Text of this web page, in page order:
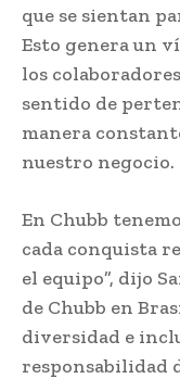
que se sientan
Esto genera un
los
sentido de
manera
nuestro negocio.
En Chubb
cada conquista
el equipo”, dijo
de Chubb en
diversidad e
responsabilidad